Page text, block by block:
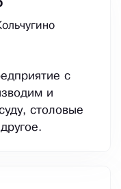
с
и
столовые